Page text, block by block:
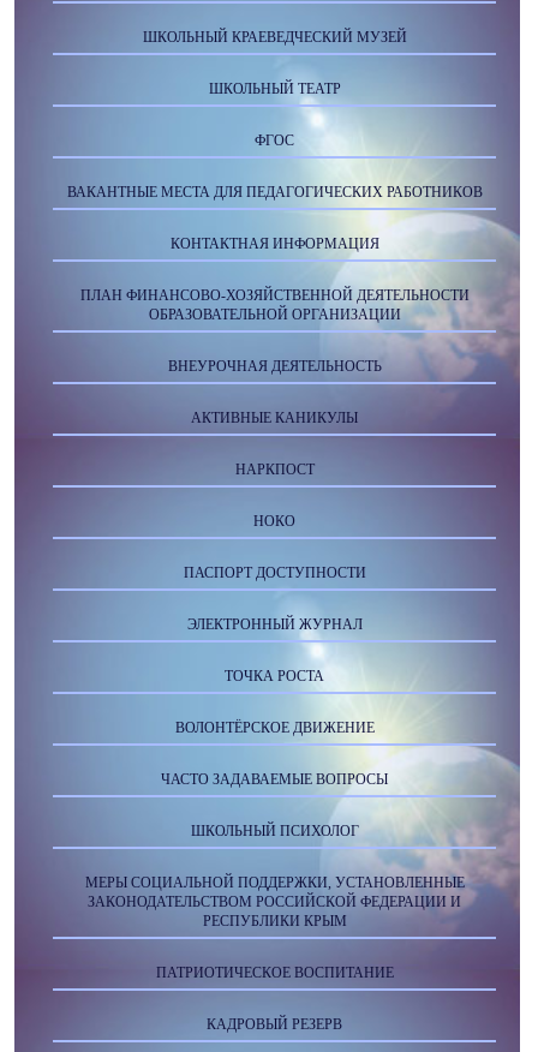
ШКОЛЬНЫЙ КРАЕВЕДЧЕСКИЙ МУЗЕЙ
ШКОЛЬНЫЙ ТЕАТР
ФГОС
ВАКАНТНЫЕ МЕСТА ДЛЯ ПЕДАГОГИЧЕСКИХ РАБОТНИКОВ
КОНТАКТНАЯ ИНФОРМАЦИЯ
ПЛАН ФИНАНСОВО-ХОЗЯЙСТВЕННОЙ ДЕЯТЕЛЬНОСТИ
ОБРАЗОВАТЕЛЬНОЙ ОРГАНИЗАЦИИ
ВНЕУРОЧНАЯ ДЕЯТЕЛЬНОСТЬ
АКТИВНЫЕ КАНИКУЛЫ
НАРКПОСТ
НОКО
ПАСПОРТ ДОСТУПНОСТИ
ЭЛЕКТРОННЫЙ ЖУРНАЛ
ТОЧКА РОСТА
ВОЛОНТЁРСКОЕ ДВИЖЕНИЕ
ЧАСТО ЗАДАВАЕМЫЕ ВОПРОСЫ
ШКОЛЬНЫЙ ПСИХОЛОГ
МЕРЫ СОЦИАЛЬНОЙ ПОДДЕРЖКИ, УСТАНОВЛЕННЫЕ
ЗАКОНОДАТЕЛЬСТВОМ РОССИЙСКОЙ ФЕДЕРАЦИИ И
РЕСПУБЛИКИ КРЫМ
ПАТРИОТИЧЕСКОЕ ВОСПИТАНИЕ
КАДРОВЫЙ РЕЗЕРВ